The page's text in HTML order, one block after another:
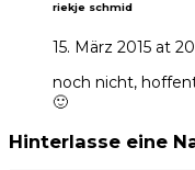
riekje schmid
15. März 2015 at
noch nicht,
🙂
Hinterlasse eine